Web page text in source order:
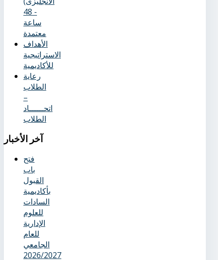
- 48
ساعة
معتمدة
الأهداف
الاستراتيجية
للأكاديمية
رعاية
الطلاب
–
اتحــــــاد
الطلاب
آخر
الأخبار
فتح
باب
القبول
بأكاديمية
السادات
للعلوم
الإدارية
للعام
الجامعي
2026/2027